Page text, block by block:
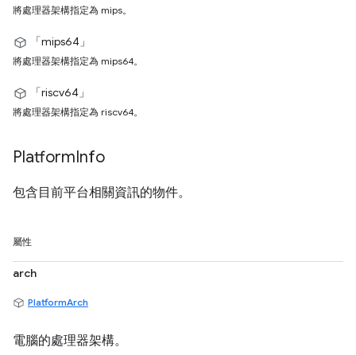
將處理器架構指定為 mips。
「mips64」
將處理器架構指定為 mips64。
「riscv64」
將處理器架構指定為 riscv64。
PlatformInfo
包含目前平台相關資訊的物件。
屬性
arch
PlatformArch
電腦的處理器架構。